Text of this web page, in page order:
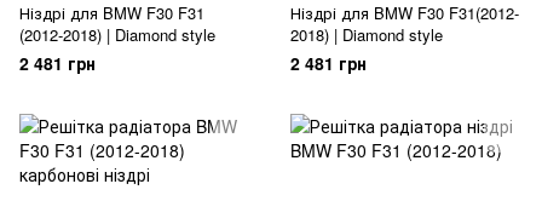
Ніздрі для BMW F30 F31
(2012-2018) | Diamond style
2 481 грн
Ніздрі для BMW F30 F31(2012-
2018) | Diamond style
2 481 грн